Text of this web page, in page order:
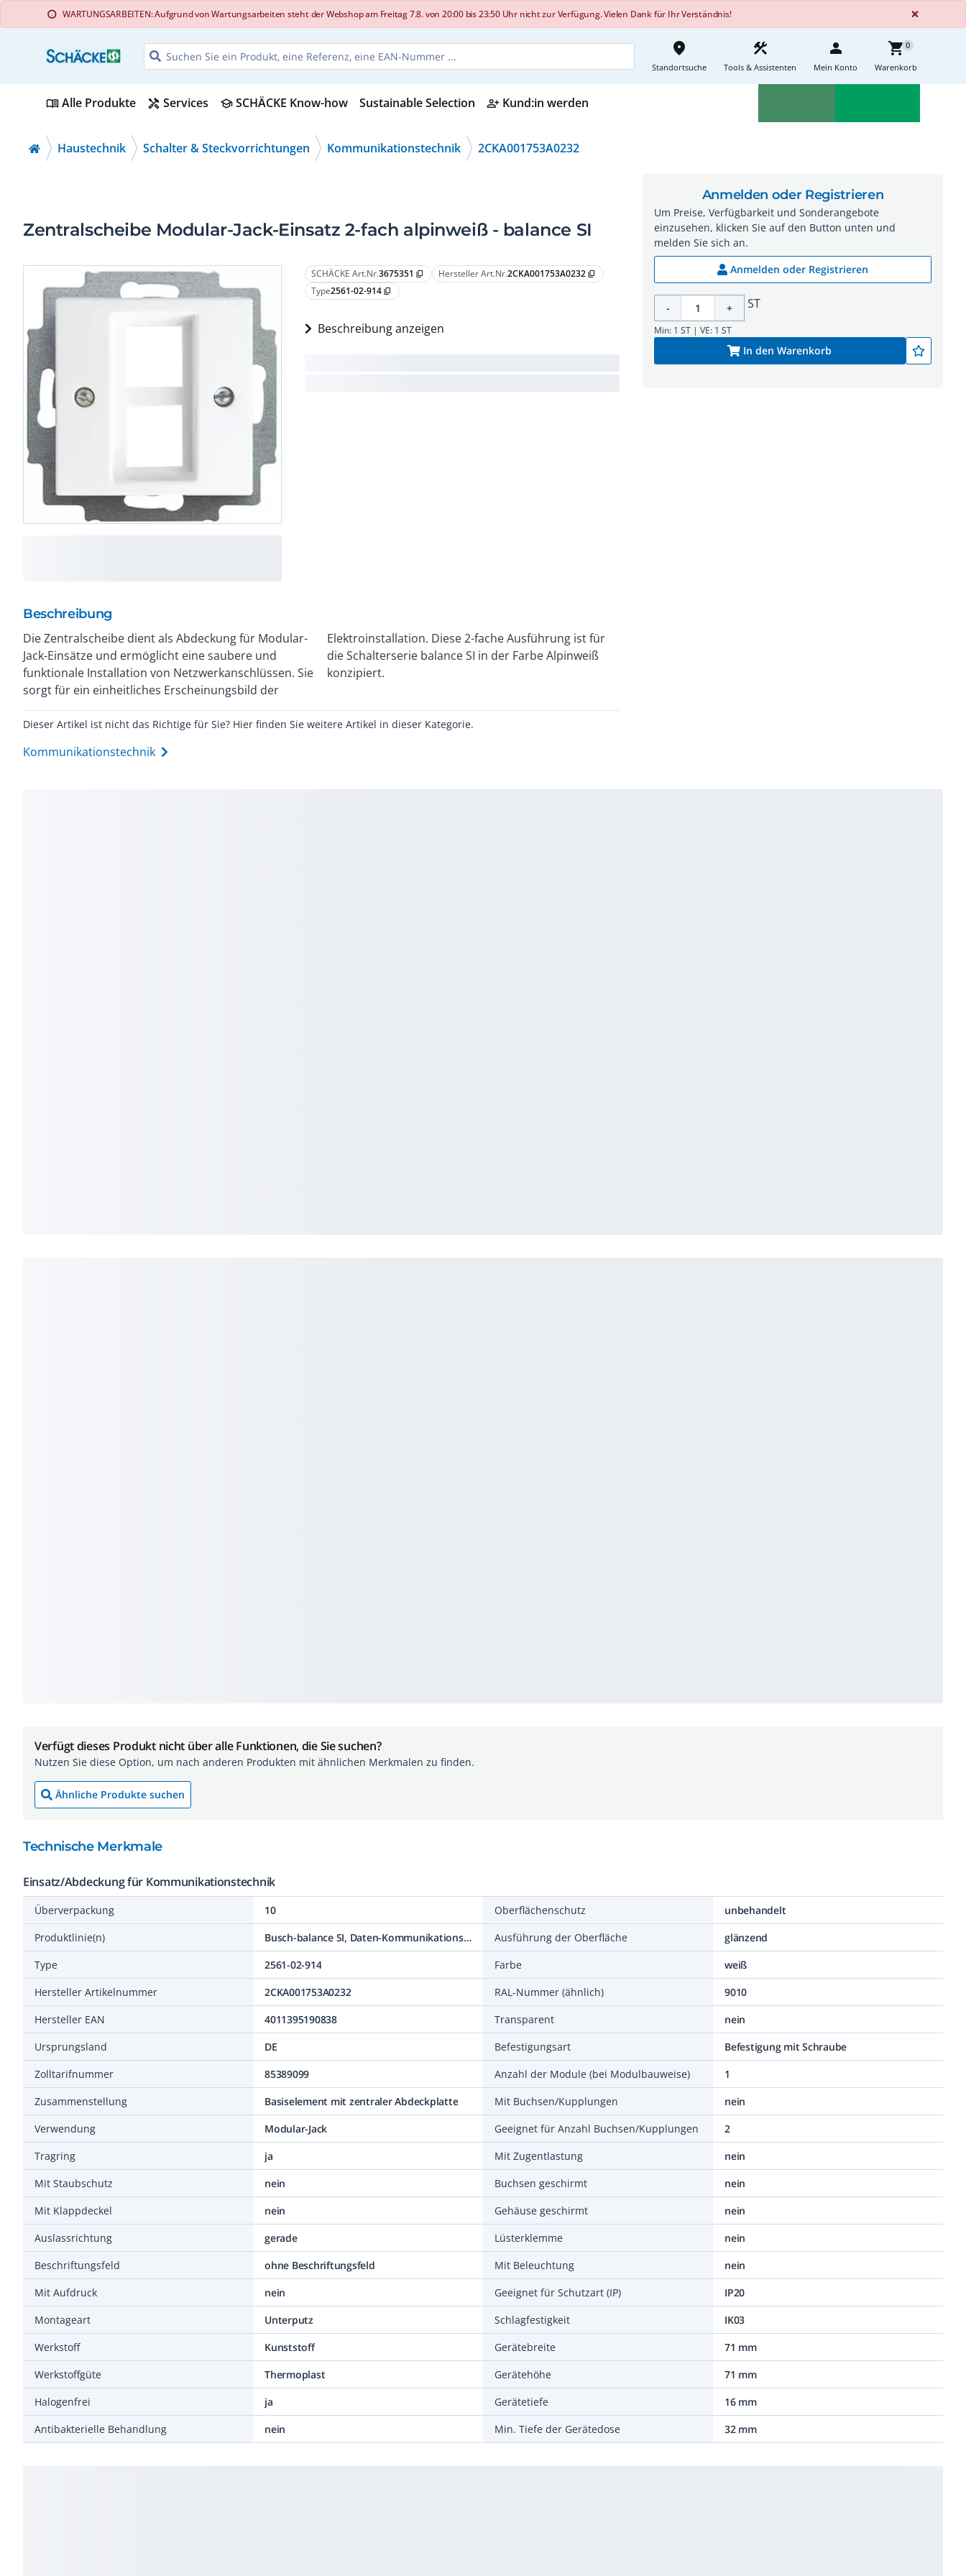
info WARTUNGSARBEITEN: Aufgrund von Wartungsarbeiten steht der Webshop am Freitag 7.8. von 20:00 bis 23:50 Uhr nicht zur Verfügung. Vielen Dank für Ihr Verständnis! ×
place
Standortsuche
construction
Tools & Assistenten
person
Mein Konto
shopping_cart0
Warenkorb
menu_bookAlle Produkte handyman Services schoolSCHÄCKE Know-how Sustainable Selection person_add_alt Kund:in werden
Haustechnik Schalter & Steckvorrichtungen Kommunikationstechnik 2CKA001753A0232
Zentralscheibe Modular-Jack-Einsatz 2-fach alpinweiß - balance SI
SCHÄCKE Art.Nr.3675351 content_copy Hersteller Art.Nr.2CKA001753A0232 content_copy
Type2561-02-914 content_copy
Beschreibung anzeigen
Beschreibung
Die Zentralscheibe dient als Abdeckung für Modular-
Jack-Einsätze und ermöglicht eine saubere und
funktionale Installation von Netzwerkanschlüssen. Sie
sorgt für ein einheitliches Erscheinungsbild der
Elektroinstallation. Diese 2-fache Ausführung ist für
die Schalterserie balance SI in der Farbe Alpinweiß
konzipiert.
Dieser Artikel ist nicht das Richtige für Sie? Hier finden Sie weitere Artikel in dieser Kategorie.
Kommunikationstechnik
Anmelden oder Registrieren
Um Preise, Verfügbarkeit und Sonderangebote
einzusehen, klicken Sie auf den Button unten und
melden Sie sich an.
Anmelden oder Registrieren
- + ST
Min: 1 ST | VE: 1 ST
In den Warenkorb
Verfügt dieses Produkt nicht über alle Funktionen, die Sie suchen?
Nutzen Sie diese Option, um nach anderen Produkten mit ähnlichen Merkmalen zu finden.
Ähnliche Produkte suchen
Technische Merkmale
Einsatz/Abdeckung für Kommunikationstechnik
Überverpackung
10
Produktlinie(n)
Busch-balance SI, Daten-Kommunikations-Technik
Type
2561-02-914
Hersteller Artikelnummer
2CKA001753A0232
Hersteller EAN
4011395190838
Ursprungsland
DE
Zolltarifnummer
85389099
Zusammenstellung
Basiselement mit zentraler Abdeckplatte
Verwendung
Modular-Jack
Tragring
ja
Mit Staubschutz
nein
Mit Klappdeckel
nein
Auslassrichtung
gerade
Beschriftungsfeld
ohne Beschriftungsfeld
Mit Aufdruck
nein
Montageart
Unterputz
Werkstoff
Kunststoff
Werkstoffgüte
Thermoplast
Halogenfrei
ja
Antibakterielle Behandlung
nein
Oberflächenschutz
unbehandelt
Ausführung der Oberfläche
glänzend
Farbe
weiß
RAL-Nummer (ähnlich)
9010
Transparent
nein
Befestigungsart
Befestigung mit Schraube
Anzahl der Module (bei Modulbauweise)
1
Mit Buchsen/Kupplungen
nein
Geeignet für Anzahl Buchsen/Kupplungen
2
Mit Zugentlastung
nein
Buchsen geschirmt
nein
Gehäuse geschirmt
nein
Lüsterklemme
nein
Mit Beleuchtung
nein
Geeignet für Schutzart (IP)
IP20
Schlagfestigkeit
IK03
Gerätebreite
71 mm
Gerätehöhe
71 mm
Gerätetiefe
16 mm
Min. Tiefe der Gerätedose
32 mm